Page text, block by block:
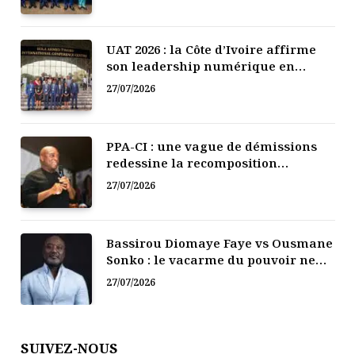
UAT 2026 : la Côte d’Ivoire affirme
son leadership numérique en
Afrique
27/07/2026
PPA-CI : une vague de démissions
redessine la recomposition
politique
27/07/2026
Bassirou Diomaye Faye vs Ousmane
Sonko : le vacarme du pouvoir ne
doit pas faire oublier les liens de la
27/07/2026
SUIVEZ-NOUS